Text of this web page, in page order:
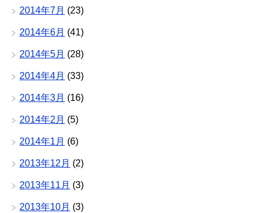
2014年7月 (23)
2014年6月 (41)
2014年5月 (28)
2014年4月 (33)
2014年3月 (16)
2014年2月 (5)
2014年1月 (6)
2013年12月 (2)
2013年11月 (3)
2013年10月 (3)